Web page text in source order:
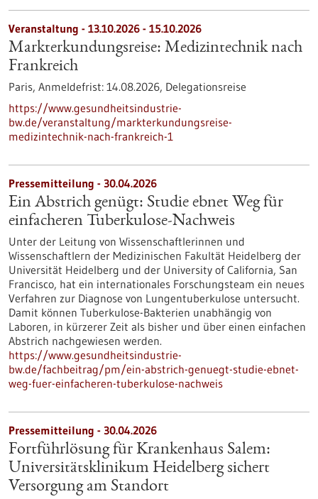
Veranstaltung - 13.10.2026 - 15.10.2026
Markterkundungsreise: Medizintechnik nach
Frankreich
Paris, Anmeldefrist: 14.08.2026, Delegationsreise
https://www.gesundheitsindustrie-
bw.de/veranstaltung/markterkundungsreise-
medizintechnik-nach-frankreich-1
Pressemitteilung - 30.04.2026
Ein Abstrich genügt: Studie ebnet Weg für
einfacheren Tuberkulose-Nachweis
Unter der Leitung von Wissenschaftlerinnen und
Wissenschaftlern der Medizinischen Fakultät Heidelberg der
Universität Heidelberg und der University of California, San
Francisco, hat ein internationales Forschungsteam ein neues
Verfahren zur Diagnose von Lungentuberkulose untersucht.
Damit können Tuberkulose-Bakterien unabhängig von
Laboren, in kürzerer Zeit als bisher und über einen einfachen
Abstrich nachgewiesen werden.
https://www.gesundheitsindustrie-
bw.de/fachbeitrag/pm/ein-abstrich-genuegt-studie-ebnet-
weg-fuer-einfacheren-tuberkulose-nachweis
Pressemitteilung - 30.04.2026
Fortführlösung für Krankenhaus Salem:
Universitätsklinikum Heidelberg sichert
Versorgung am Standort